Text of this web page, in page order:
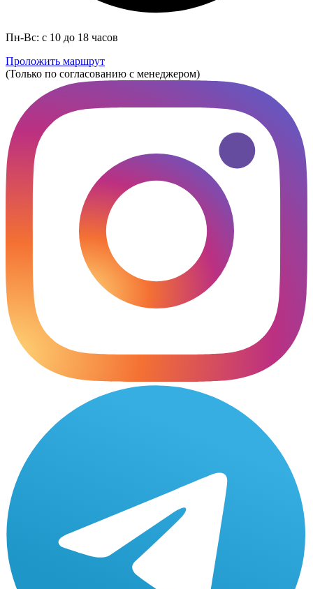
Пн-Вс: с 10 до 18 часов
Проложить маршрут
(Только по согласованию с менеджером)